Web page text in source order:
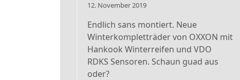
12. November 2019
Endlich sans montiert. Neue
Winterkompletträder von OXXON mit
Hankook Winterreifen und VDO
RDKS Sensoren. Schaun guad aus
oder?